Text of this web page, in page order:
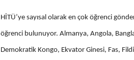
HİTÜ’ye sayısal olarak en çok öğrenci
öğrenci bulunuyor. Almanya, Angola,
Demokratik Kongo, Ekvator Ginesi, Fas,